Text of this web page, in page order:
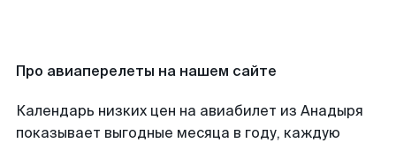
Про авиаперелеты на нашем сайте
Календарь низких цен на авиабилет из Анадыря
показывает выгодные месяца в году, каждую